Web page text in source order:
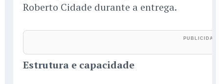
Roberto Cidade durante a entrega.
Estrutura e capacidade